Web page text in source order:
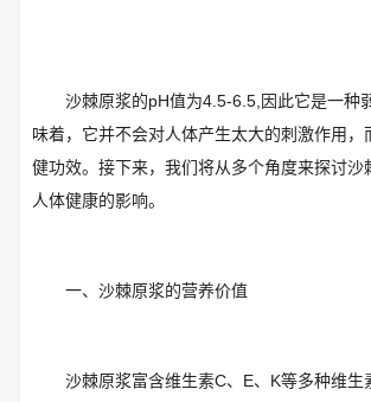
沙棘原浆的pH值为4.5-6.5,因此它是一种
味着，它并不会对人体产生太大的刺激作用，
健功效。接下来，我们将从多个角度来探讨沙
人体健康的影响。
一、沙棘原浆的营养价值
沙棘原浆富含维生素C、E、K等多种维生